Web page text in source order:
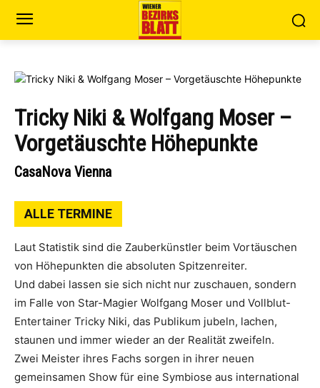
Tricky Niki & Wolfgang Moser –
Vorgetäuschte Höhepunkte
CasaNova Vienna
ALLE TERMINE
Laut Statistik sind die Zauberkünstler beim Vortäuschen
von Höhepunkten die absoluten Spitzenreiter.
Und dabei lassen sie sich nicht nur zuschauen, sondern
im Falle von Star-Magier Wolfgang Moser und Vollblut-
Entertainer Tricky Niki, das Publikum jubeln, lachen,
staunen und immer wieder an der Realität zweifeln.
Zwei Meister ihres Fachs sorgen in ihrer neuen
gemeinsamen Show für eine Symbiose aus international